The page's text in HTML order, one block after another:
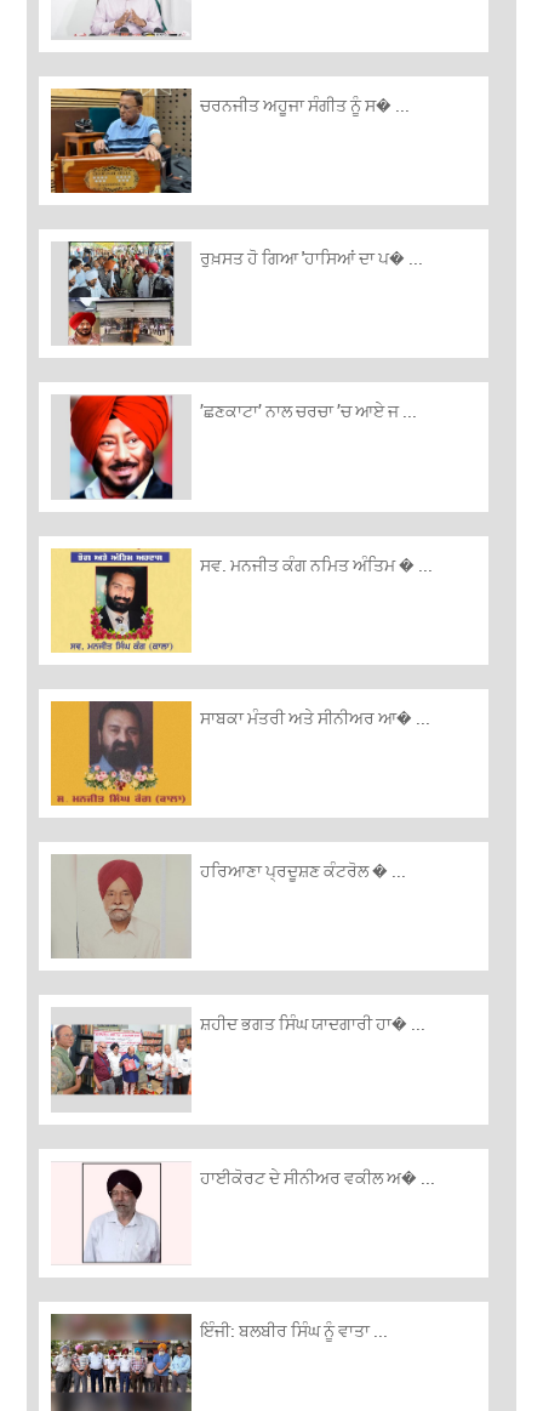
ਚਰਨਜੀਤ ਅਹੂਜਾ ਸੰਗੀਤ ਨੂੰ ਸ� ...
ਰੁਖ਼ਸਤ ਹੋ ਗਿਆ 'ਹਾਸਿਆਂ ਦਾ ਪ� ...
’ਛਣਕਾਟਾ’ ਨਾਲ ਚਰਚਾ ’ਚ ਆਏ ਜ ...
ਸਵ. ਮਨਜੀਤ ਕੰਗ ਨਮਿਤ ਅੰਤਿਮ � ...
ਸਾਬਕਾ ਮੰਤਰੀ ਅਤੇ ਸੀਨੀਅਰ ਆ� ...
ਹਰਿਆਣਾ ਪ੍ਰਦੂਸ਼ਣ ਕੰਟਰੋਲ � ...
ਸ਼ਹੀਦ ਭਗਤ ਸਿੰਘ ਯਾਦਗਾਰੀ ਹਾ� ...
ਹਾਈਕੋਰਟ ਦੇ ਸੀਨੀਅਰ ਵਕੀਲ ਅ� ...
ਇੰਜੀ: ਬਲਬੀਰ ਸਿੰਘ ਨੂੰ ਵਾਤਾ ...